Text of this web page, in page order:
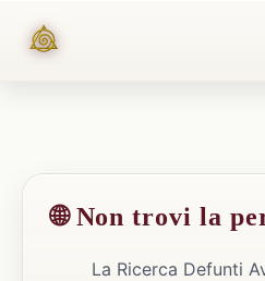
🌐 Non trovi la
La Ricerca Defunti